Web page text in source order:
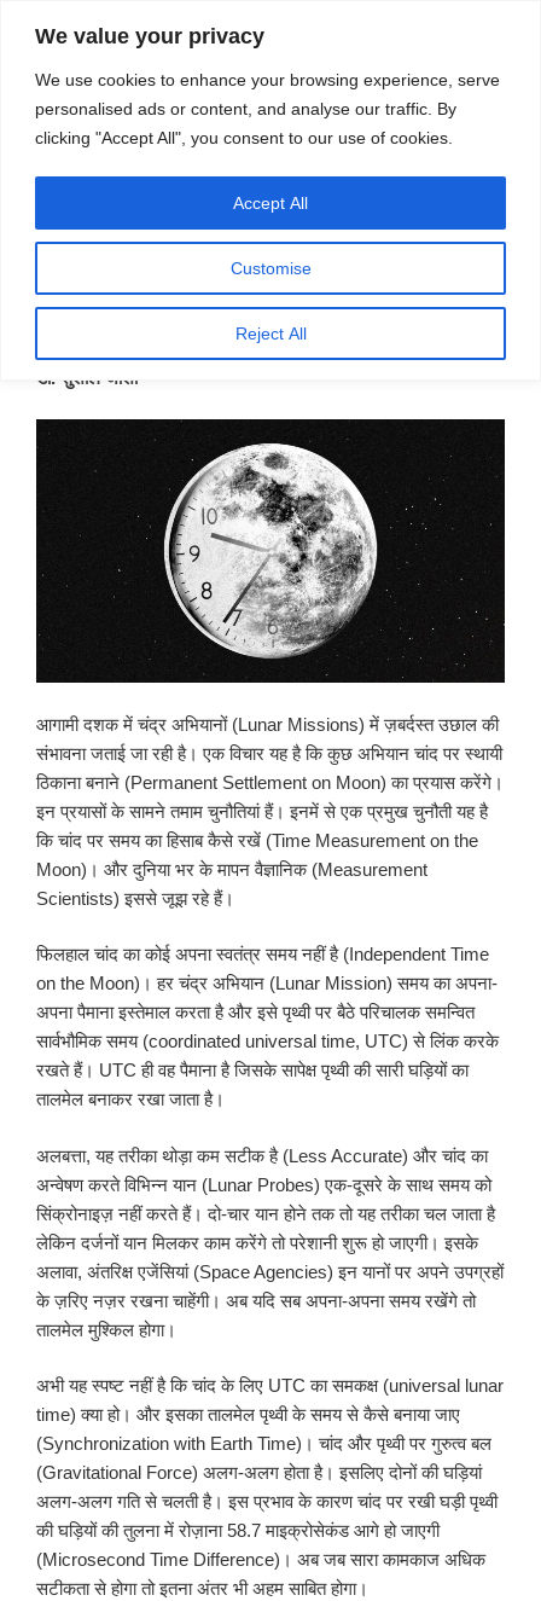
We value your privacy
We use cookies to enhance your browsing experience, serve
personalised ads or content, and analyse our traffic. By
clicking "Accept All", you consent to our use of cookies.
Customise
Reject All
Accept All
स्रोत
मेनू
नवम्बर 27, 2024पर
प्रकाशित
गया
डॉ. सुशील जोशी
आगामी दशक में चंद्र अभियानों (Lunar Missions) में ज़बर्दस्त उछाल की
संभावना जताई जा रही है। एक विचार यह है कि कुछ अभियान चांद पर स्थायी
ठिकाना बनाने (Permanent Settlement on Moon) का प्रयास करेंगे।
इन प्रयासों के सामने तमाम चुनौतियां हैं। इनमें से एक प्रमुख चुनौती यह है
कि चांद पर समय का हिसाब कैसे रखें (Time Measurement on the
Moon)। और दुनिया भर के मापन वैज्ञानिक (Measurement
Scientists) इससे जूझ रहे हैं।
फिलहाल चांद का कोई अपना स्वतंत्र समय नहीं है (Independent Time
on the Moon)। हर चंद्र अभियान (Lunar Mission) समय का अपना-
अपना पैमाना इस्तेमाल करता है और इसे पृथ्वी पर बैठे परिचालक समन्वित
सार्वभौमिक समय (coordinated universal time, UTC) से लिंक करके
रखते हैं। UTC ही वह पैमाना है जिसके सापेक्ष पृथ्वी की सारी घड़ियों का
तालमेल बनाकर रखा जाता है।
अलबत्ता, यह तरीका थोड़ा कम सटीक है (Less Accurate) और चांद का
अन्वेषण करते विभिन्न यान (Lunar Probes) एक-दूसरे के साथ समय को
सिंक्रोनाइज़ नहीं करते हैं। दो-चार यान होने तक तो यह तरीका चल जाता है
लेकिन दर्जनों यान मिलकर काम करेंगे तो परेशानी शुरू हो जाएगी। इसके
अलावा, अंतरिक्ष एजेंसियां (Space Agencies) इन यानों पर अपने उपग्रहों
के ज़रिए नज़र रखना चाहेंगी। अब यदि सब अपना-अपना समय रखेंगे तो
तालमेल मुश्किल होगा।
अभी यह स्पष्ट नहीं है कि चांद के लिए UTC का समकक्ष (universal lunar
time) क्या हो। और इसका तालमेल पृथ्वी के समय से कैसे बनाया जाए
(Synchronization with Earth Time)। चांद और पृथ्वी पर गुरुत्व बल
(Gravitational Force) अलग-अलग होता है। इसलिए दोनों की घड़ियां
अलग-अलग गति से चलती है। इस प्रभाव के कारण चांद पर रखी घड़ी पृथ्वी
की घड़ियों की तुलना में रोज़ाना 58.7 माइक्रोसेकंड आगे हो जाएगी
(Microsecond Time Difference)। अब जब सारा कामकाज अधिक
सटीकता से होगा तो इतना अंतर भी अहम साबित होगा।